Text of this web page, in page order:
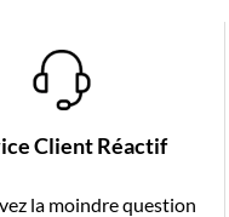
Client Réactif
la moindre question